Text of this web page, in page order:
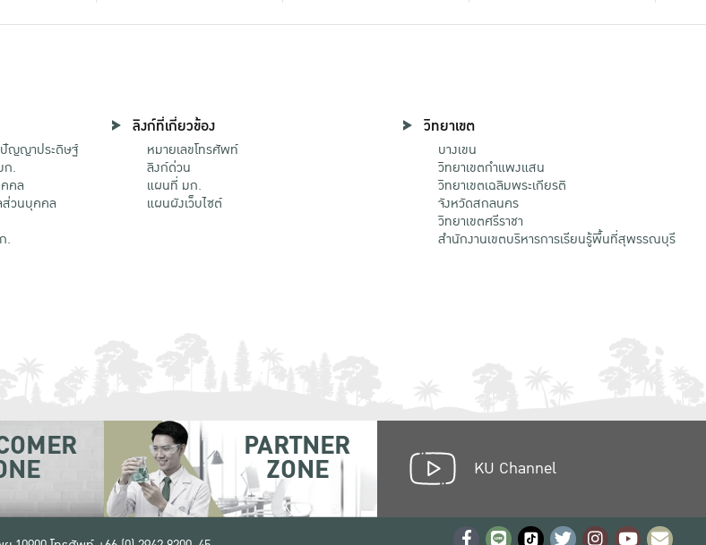
ปัญญาประดิษฐ์
ก.
คล
วนบุคคล
.
ลิงก์ที่เกี่ยวข้อง
หมายเลขโทรศัพท์
ลิงก์ด่วน
แผนที่ มก.
แผนผังเว็บไซต์
วิทยาเขต
บางเขน
วิทยาเขตกําแพงแสน
วิทยาเขตเฉลิมพระเกียรติ
จังหวัดสกลนคร
วิทยาเขตศรีราชา
สำนักงานเขตบริหารการเรียนรู้พื้นที่สุพรรณบุรี
PARTNER
ZONE KU Channel